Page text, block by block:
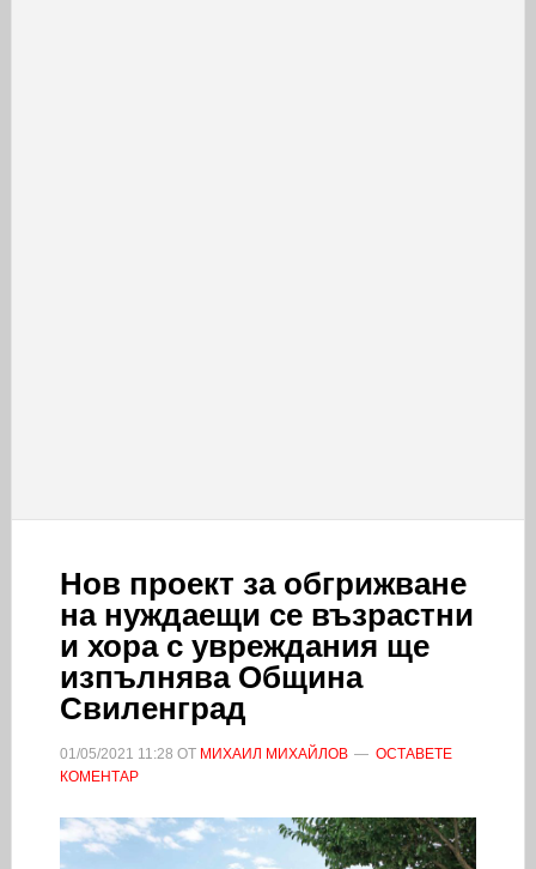
Нов проект за обгрижване
на нуждаещи се възрастни
и хора с увреждания ще
изпълнява Община
Свиленград
01/05/2021 11:28 ОТ МИХАИЛ МИХАЙЛОВ
ОСТАВЕТЕ
КОМЕНТАР